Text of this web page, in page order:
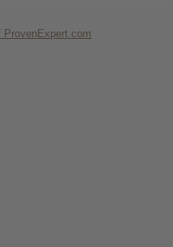
ProvenExpert.com